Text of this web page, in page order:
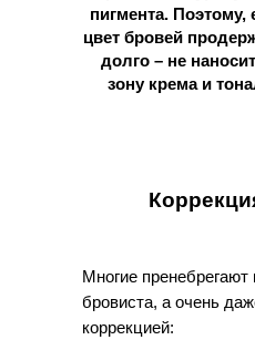
пигмента. Поэтому,
цвет бровей
долго – не
зону крема и
Многие
бровиста, а очень
коррекцией: